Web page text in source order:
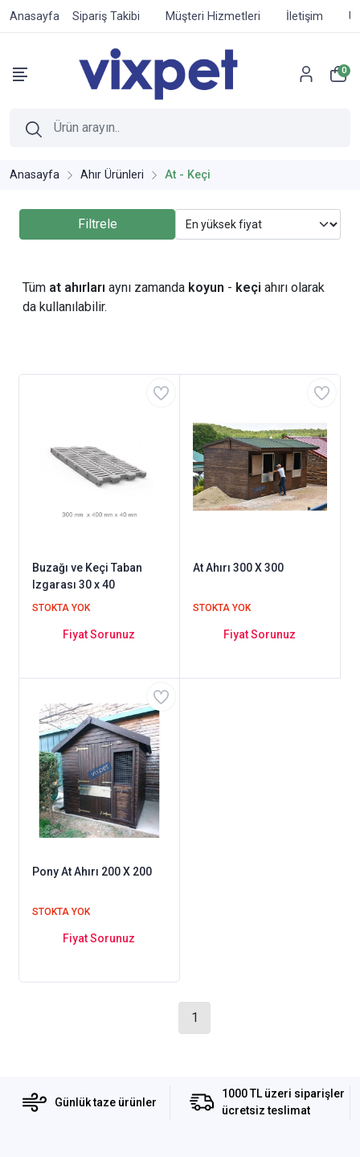
Anasayfa Sipariş Takibi Müşteri Hizmetleri İletişim
0
Anasayfa Ahır Ürünleri At - Keçi
Filtrele
Tüm at ahırları aynı zamanda koyun - keçi ahırı olarak
da kullanılabilir.
Buzağı ve Keçi Taban
Izgarası 30 x 40
STOKTA YOK
Fiyat Sorunuz
At Ahırı 300 X 300
STOKTA YOK
Fiyat Sorunuz
Pony At Ahırı 200 X 200
STOKTA YOK
Fiyat Sorunuz
1
Günlük taze ürünler
1000 TL üzeri siparişler
ücretsiz teslimat